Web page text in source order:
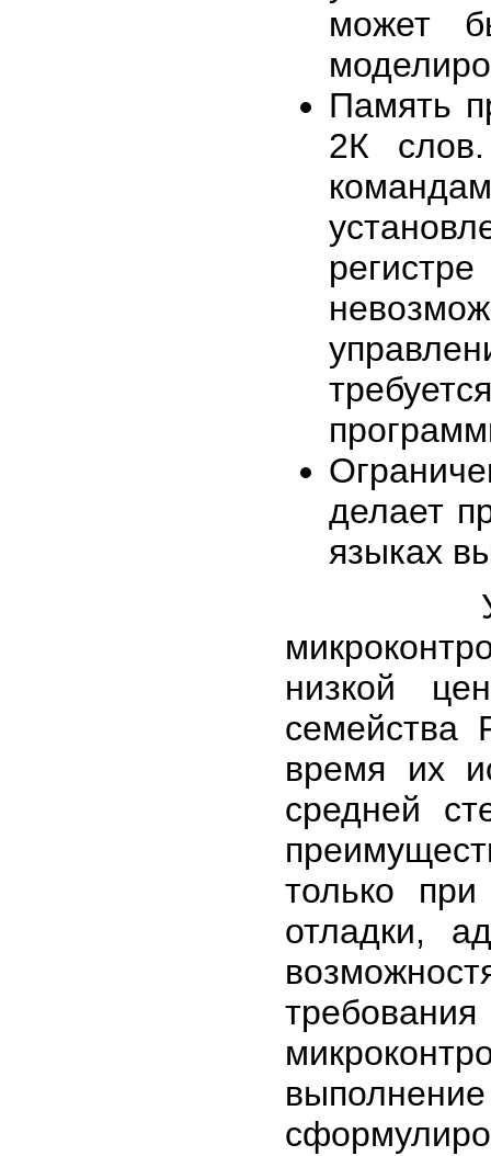
может
Память
2К
делает
языках
низкой
семейства
время их
средней
только
отладки,